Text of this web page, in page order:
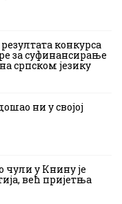
конкурса
за суфинансирање
српском језику
ни у својој
чули у Книну је
већ пријетња